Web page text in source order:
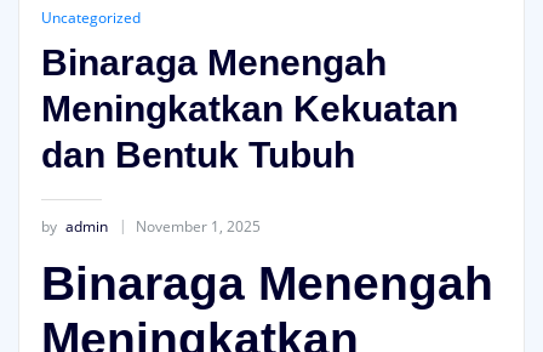
Uncategorized
Binaraga Menengah
Meningkatkan Kekuatan
dan Bentuk Tubuh
by admin November 1, 2025
Binaraga Menengah
Meningkatkan